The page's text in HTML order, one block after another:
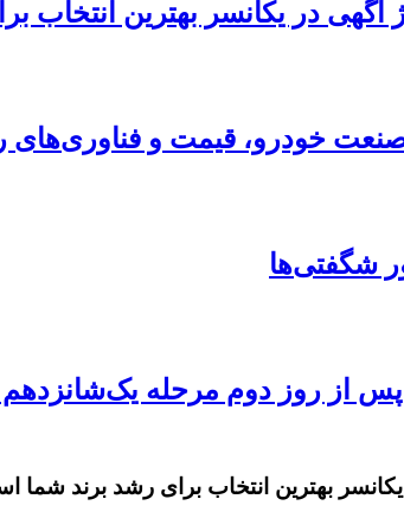
آگهی در یکانسر بهترین
صنعت خودرو، قیمت و فناوری‌های
بهترین انتخاب برای رشد برند شما